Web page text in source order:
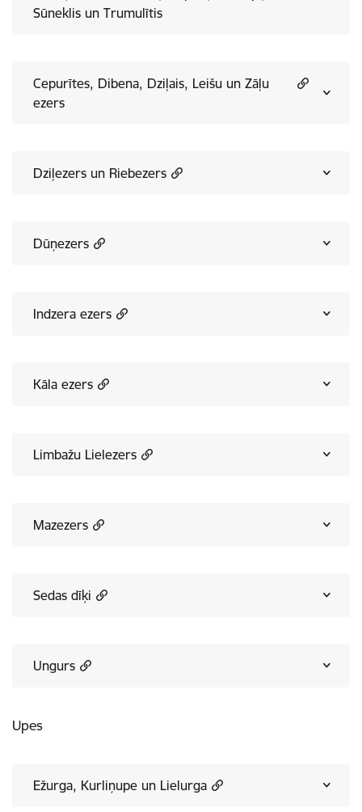
Sūneklis un Trumulītis
Cepurītes, Dibena, Dziļais, Leišu un Zāļu
ezers
Dziļezers un Riebezers
Dūņezers
Indzera ezers
Kāla ezers
Limbažu Lielezers
Mazezers
Sedas dīķi
Ungurs
Upes
Ežurga, Kurliņupe un Lielurga